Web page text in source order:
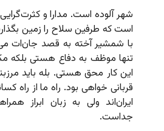
شهر آلوده است. مدارا و
است که طرفین سلاح را زمین‌
با شمشیر آخته به قصد جان‌ات
تنها موظف به دفاع هستی بلکه
این کار محق هستی. بله باید
قربانی خواهی بود. راه ما از راه
ایران‌اند ولی به زبان ابراز
جداست.